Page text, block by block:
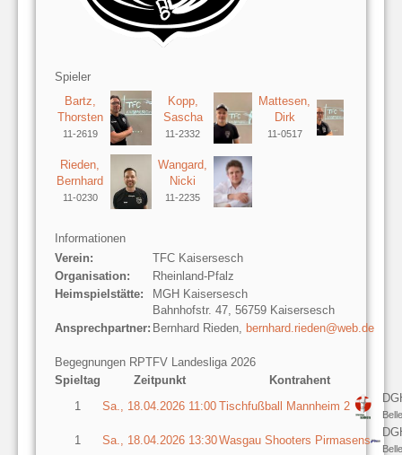
Spieler
Bartz,
Thorsten
11-2619
Kopp,
Sascha
11-2332
Mattesen,
Dirk
11-0517
Rieden,
Bernhard
11-0230
Wangard,
Nicki
11-2235
Informationen
Verein:
TFC Kaisersesch
Organisation:
Rheinland-Pfalz
Heimspielstätte:
MGH Kaisersesch
Bahnhofstr. 47, 56759 Kaisersesch
Ansprechpartner: Bernhard Rieden, bernhard.rieden@web.de
Begegnungen RPTFV Landesliga 2026
Spieltag
Zeitpunkt
Kontrahent
1
Sa., 18.04.2026 11:00 Tischfußball Mannheim 2
1 Sa., 18.04.2026 13:30Wasgau Shooters Pirmasens